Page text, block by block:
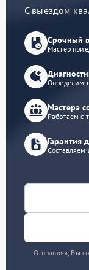
С выездом
Срочный
Мастер
Определим
Мастера
Работаем с
Гарантия
Составляем
Отправляя, Вы